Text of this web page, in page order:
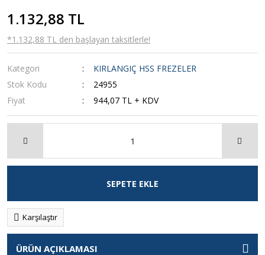
1.132,88 TL
*1.132,88 TL den başlayan taksitlerle!
Kategori
KIRLANGIÇ HSS FREZELER
Stok Kodu
24955
Fiyat
944,07 TL + KDV
SEPETE EKLE
Karşılaştır
ÜRÜN AÇIKLAMASI